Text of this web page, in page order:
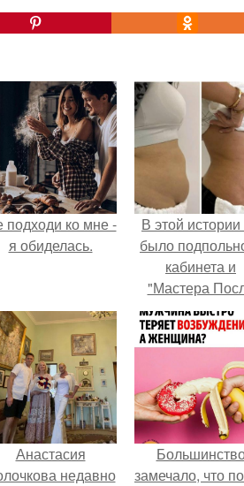
подходи ко мне -
я обиделась.
В этой
было
кабинета и
"Мастера
Курсов".
Анастасия
недавно
замечало, что